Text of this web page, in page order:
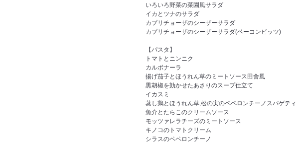
いろいろ野菜の菜園風サラダ
イカとツナのサラダ
カプリチョーザのシーザーサラダ
カプリチョーザのシーザーサラダ(ベーコンビッツ)
【パスタ】
トマトとニンニク
カルボナーラ
揚げ茄子とほうれん草のミートソース田舎風
黒胡椒を効かせたあさりのスープ仕立て
イカスミ
蒸し鶏とほうれん草,松の実のペペロンチーノスパゲティ
魚介とたらこのクリームソース
モッツァレラチーズのミートソース
キノコのトマトクリーム
シラスのペペロンチーノ